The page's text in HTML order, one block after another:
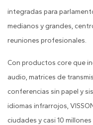
integradas para
medianos y grandes,
reuniones profesionales.
Con productos core que
audio, matrices de
conferencias sin papel y
idiomas infrarrojos,
ciudades y casi 10